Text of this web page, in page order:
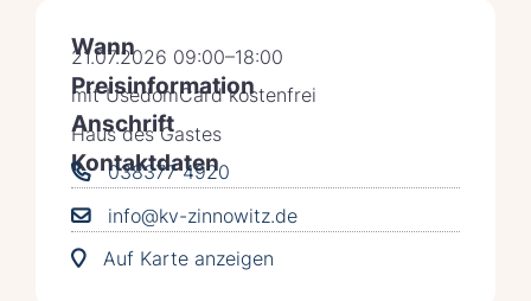
Wann
21.07.2026 09:00–18:00
Preisinformation
mit UsedomCard kostenfrei
Anschrift
Haus des Gastes
Kontaktdaten
038377 4920
info@kv-zinnowitz.de
Auf Karte anzeigen